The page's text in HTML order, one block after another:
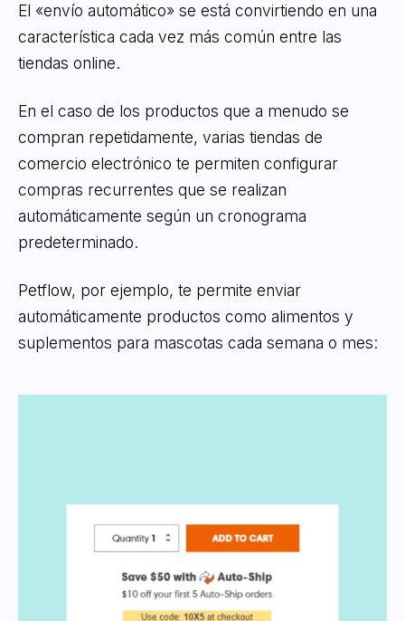
El «envío automático» se está convirtiendo en una
característica cada vez más común entre las
tiendas online.
En el caso de los productos que a menudo se
compran repetidamente, varias tiendas de
comercio electrónico te permiten configurar
compras recurrentes que se realizan
automáticamente según un cronograma
predeterminado.
Petflow, por ejemplo, te permite enviar
automáticamente productos como alimentos y
suplementos para mascotas cada semana o mes: